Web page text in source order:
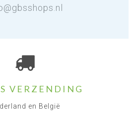
VERZENDING
en België